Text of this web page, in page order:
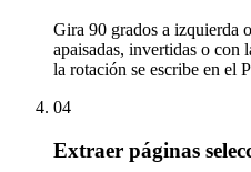
Gira 90 grados a izquierda
apaisadas, invertidas o con
la rotación se escribe en el
04
Extraer páginas